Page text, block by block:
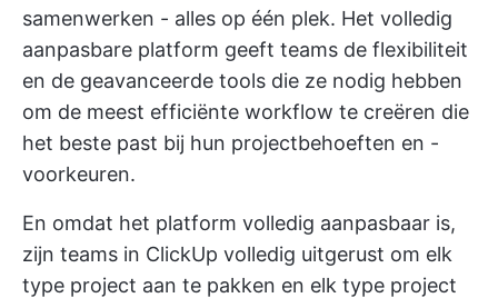
samenwerken - alles op één plek. Het volledig
aanpasbare platform geeft teams de flexibiliteit
en de geavanceerde tools die ze nodig hebben
om de meest efficiënte workflow te creëren die
het beste past bij hun projectbehoeften en -
voorkeuren.
En omdat het platform volledig aanpasbaar is,
zijn teams in ClickUp volledig uitgerust om elk
type project aan te pakken en elk type project